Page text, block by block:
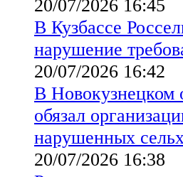
20/07/2026 16:45
В Кузбассе
нарушение
20/07/2026 16:42
В Новокузнецком
обязал
нарушенных
20/07/2026 16:38